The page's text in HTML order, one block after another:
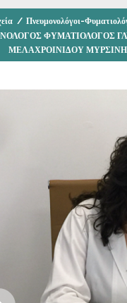
/ Πνευμονολόγοι-
ΦΥΜΑΤΙΟΛΟΓΟΣ
ΜΕΛΑΧΡΟΙΝΙΔΟΥ ΜΥΡΣΙΝΗ